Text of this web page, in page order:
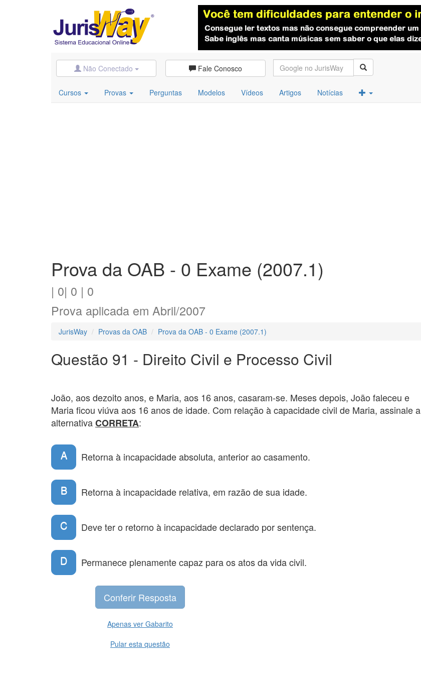
Não Conectado Fale Conosco
Cursos Provas Perguntas Modelos Vídeos Artigos Notícias
Prova da OAB - 0 Exame (2007.1)
| 0| 0 | 0
Prova aplicada em Abril/2007
JurisWay Provas da OAB Prova da OAB - 0 Exame (2007.1)
Questão 91 - Direito Civil e Processo Civil
João, aos dezoito anos, e Maria, aos 16 anos, casaram-se. Meses depois, João faleceu e
Maria ficou viúva aos 16 anos de idade. Com relação à capacidade civil de Maria, assinale a
alternativaCORRETA:
A Retorna à incapacidade absoluta, anterior ao casamento.
B Retorna à incapacidade relativa, em razão de sua idade.
C Deve ter o retorno à incapacidade declarado por sentença.
D Permanece plenamente capaz para os atos da vida civil.
Apenas ver Gabarito
Pular esta questão